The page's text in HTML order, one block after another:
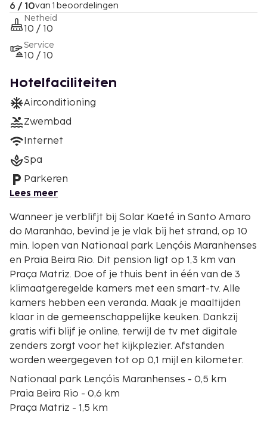
6 / 10van 1 beoordelingen
Netheid
10 / 10
Service
10 / 10
Hotelfaciliteiten
Airconditioning
Zwembad
Internet
Spa
Parkeren
Lees meer
Wanneer je verblifjt bij Solar Kaeté in Santo Amaro
do Maranhão, bevind je je vlak bij het strand, op 10
min. lopen van Nationaal park Lençóis Maranhenses
en Praia Beira Rio. Dit pension ligt op 1,3 km van
Praça Matriz. Doe of je thuis bent in één van de 3
klimaatgeregelde kamers met een smart-tv. Alle
kamers hebben een veranda. Maak je maaltijden
klaar in de gemeenschappelijke keuken. Dankzij
gratis wifi blijf je online, terwijl de tv met digitale
zenders zorgt voor het kijkplezier. Afstanden
worden weergegeven tot op 0,1 mijl en kilometer.
Nationaal park Lençóis Maranhenses - 0,5 km
Praia Beira Rio - 0,6 km
Praça Matriz - 1,5 km